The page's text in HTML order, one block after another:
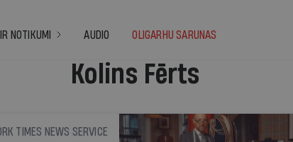
IR NOTIKUMI AUDIO OLIGARHU SARUNAS
Kolins Fērts
TIMES NEWS SERVICE